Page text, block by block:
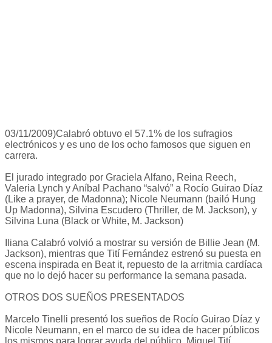
03/11/2009)Calabró obtuvo el 57.1% de los sufragios
electrónicos y es uno de los ocho famosos que siguen en
carrera.
El jurado integrado por Graciela Alfano, Reina Reech,
Valeria Lynch y Aníbal Pachano “salvó” a Rocío Guirao Díaz
(Like a prayer, de Madonna); Nicole Neumann (bailó Hung
Up Madonna), Silvina Escudero (Thriller, de M. Jackson), y
Silvina Luna (Black or White, M. Jackson)
Iliana Calabró volvió a mostrar su versión de Billie Jean (M.
Jackson), mientras que Tití Fernández estrenó su puesta en
escena inspirada en Beat it, repuesto de la arritmia cardíaca
que no lo dejó hacer su performance la semana pasada.
OTROS DOS SUEÑOS PRESENTADOS
Marcelo Tinelli presentó los sueños de Rocío Guirao Díaz y
Nicole Neumann, en el marco de su idea de hacer públicos